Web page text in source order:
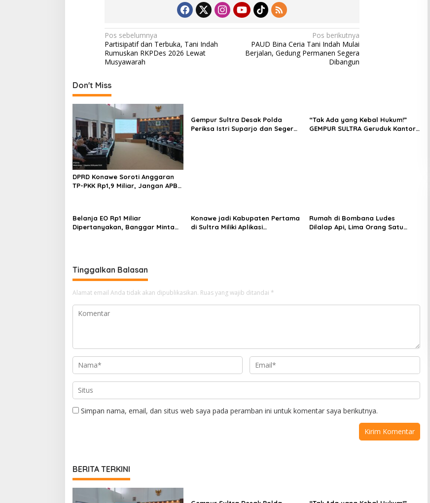
N
a
v
g
a
s
i
p
o
s
Pos sebelumnya
Partisipatif dan Terbuka, Tani Indah
Rumuskan RKPDes 2026 Lewat
Musyawarah
Pos berikutnya
PAUD Bina Ceria Tani Indah Mulai
Berjalan, Gedung Permanen Segera
Dibangun
Don't Miss
DPRD Konawe Soroti Anggaran
TP-PKK Rp1,9 Miliar, Jangan APBD
Gempur Sultra Desak Polda
Periksa Istri Suparjo dan Segera
“Tak Ada yang Kebal Hukum!”
GEMPUR SULTRA Geruduk Kantor
Belanja EO Rp1 Miliar
Dipertanyakan, Banggar Minta
Konawe jadi Kabupaten Pertama
di Sultra Miliki Aplikasi
Rumah di Bombana Ludes
Dilalap Api, Lima Orang Satu
Tinggalkan Balasan
Alamat email Anda tidak akan dipublikasikan. Ruas yang wajib ditandai *
Simpan nama, email, dan situs web saya pada peramban ini untuk komentar saya berikutnya.
BERITA TERKINI